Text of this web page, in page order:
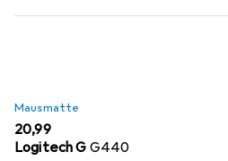
Mausmatte
EUR
20,99
Logitech G G440